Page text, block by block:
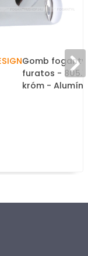
Gomb
furatos -
króm -